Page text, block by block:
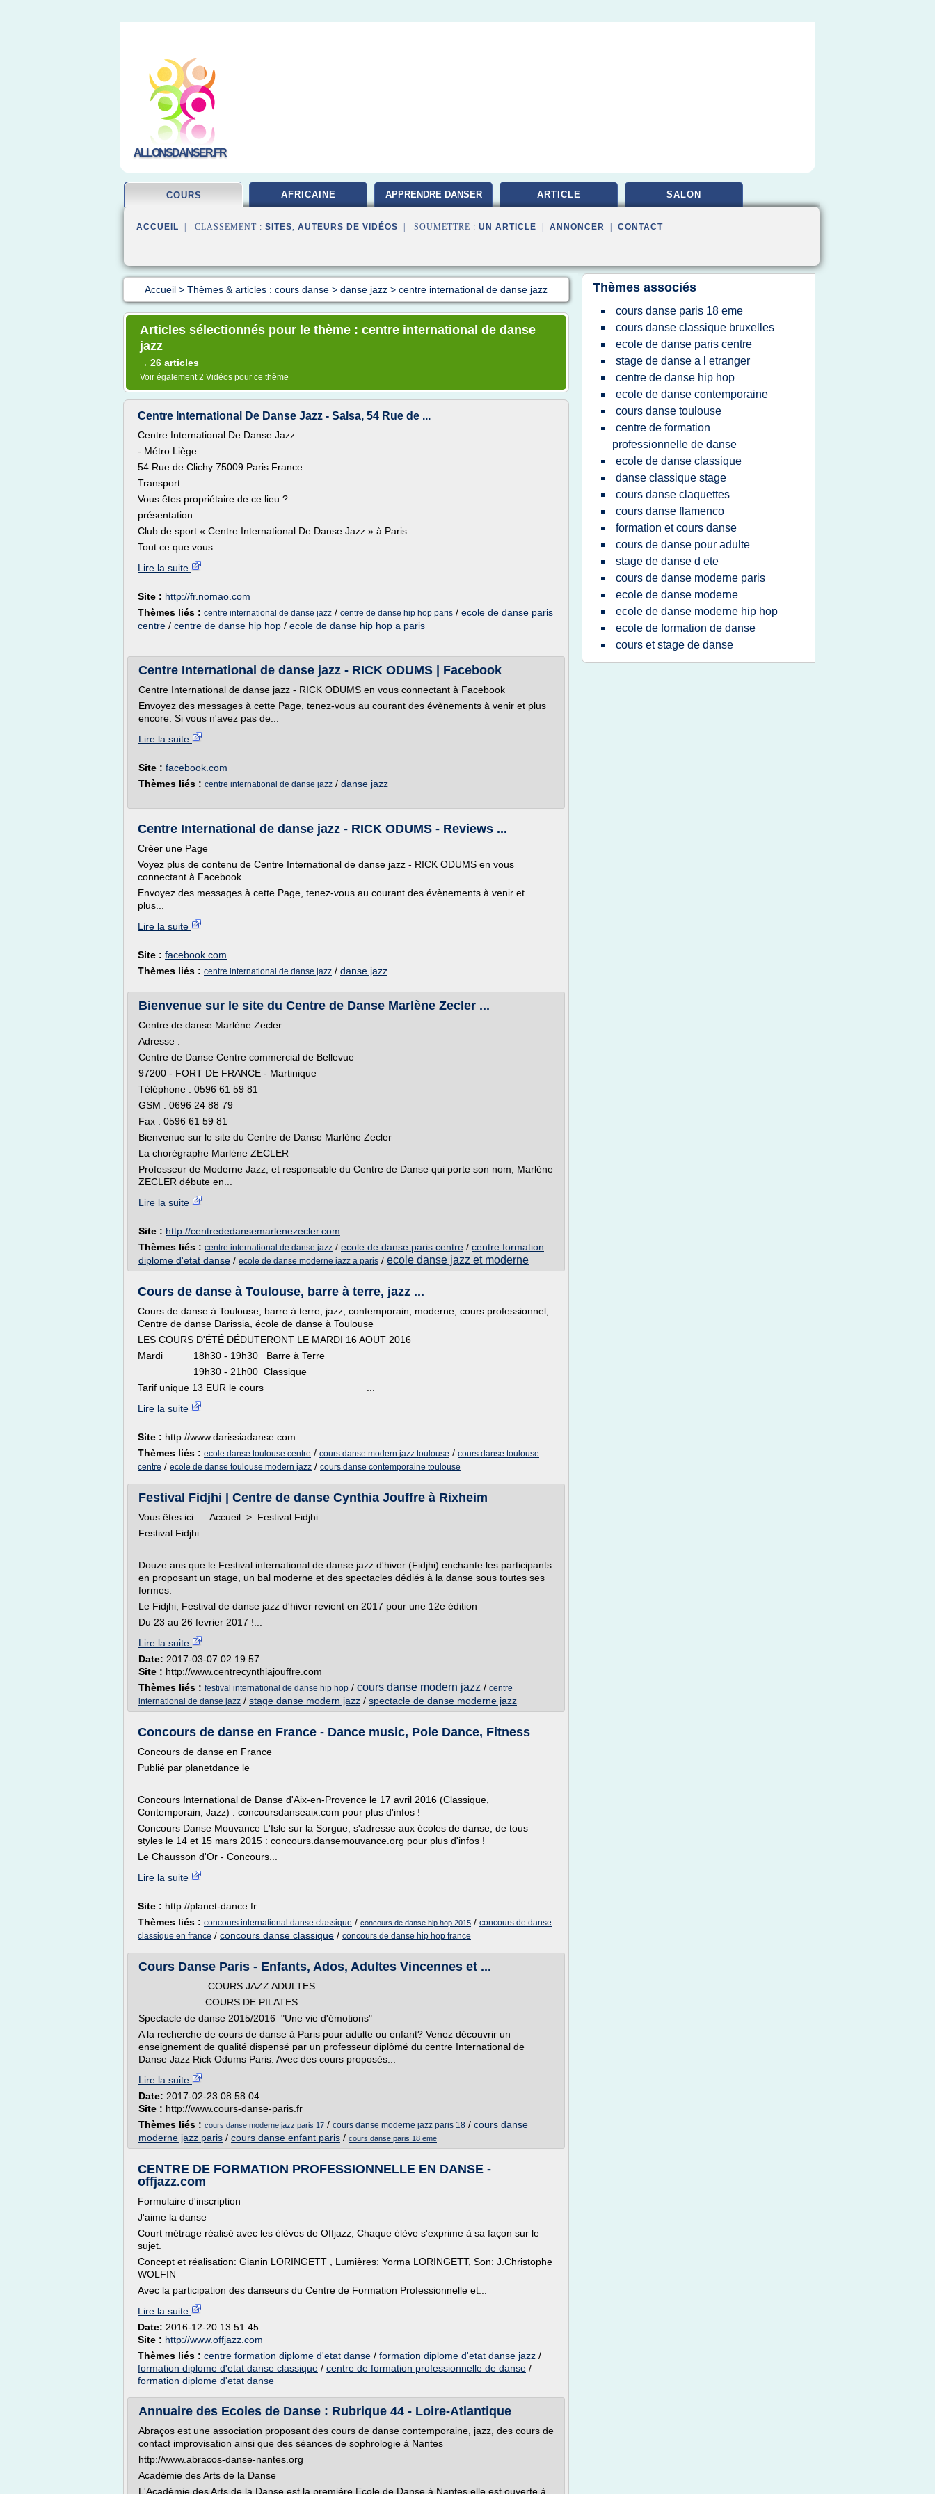
ALLONSDANSER.FR
COURS AFRICAINE APPRENDRE DANSER ARTICLE SALON
ACCUEIL | CLASSEMENT : SITES, AUTEURS DE VIDÉOS | SOUMETTRE : UN ARTICLE ANNONCER CONTACT
Accueil > Thèmes & articles : cours danse > danse jazz > centre international de danse jazz
Articles sélectionnés pour le thème : centre international de danse
jazz
→ 26 articles
Voir également2 Vidéos pour ce thème
Centre International De Danse Jazz - Salsa, 54 Rue de ...
Centre International De Danse Jazz
- Métro Liège
54 Rue de Clichy 75009 Paris France
Transport :
Vous êtes propriétaire de ce lieu ?
présentation :
Club de sport « Centre International De Danse Jazz » à Paris
Tout ce que vous...
Lire la suite
Site : http://fr.nomao.com
Thèmes liés : centre international de danse jazz / centre de danse hip hop paris / ecole de danse paris
centre / centre de danse hip hop / ecole de danse hip hop a paris
Centre International de danse jazz - RICK ODUMS | Facebook
Centre International de danse jazz - RICK ODUMS en vous connectant à Facebook
Envoyez des messages à cette Page, tenez-vous au courant des évènements à venir et plus
encore. Si vous n'avez pas de...
Lire la suite
Site : facebook.com
Thèmes liés : centre international de danse jazz / danse jazz
Centre International de danse jazz - RICK ODUMS - Reviews ...
Créer une Page
Voyez plus de contenu de Centre International de danse jazz - RICK ODUMS en vous
connectant à Facebook
Envoyez des messages à cette Page, tenez-vous au courant des évènements à venir et
plus...
Lire la suite
Site : facebook.com
Thèmes liés : centre international de danse jazz / danse jazz
Bienvenue sur le site du Centre de Danse Marlène Zecler ...
Centre de danse Marlène Zecler
Adresse :
Centre de Danse Centre commercial de Bellevue
97200 - FORT DE FRANCE - Martinique
Téléphone : 0596 61 59 81
GSM : 0696 24 88 79
Fax : 0596 61 59 81
Bienvenue sur le site du Centre de Danse Marlène Zecler
La chorégraphe Marlène ZECLER
Professeur de Moderne Jazz, et responsable du Centre de Danse qui porte son nom, Marlène
ZECLER débute en...
Lire la suite
Site : http://centrededansemarlenezecler.com
Thèmes liés : centre international de danse jazz / ecole de danse paris centre / centre formation
diplome d'etat danse / ecole de danse moderne jazz a paris / ecole danse jazz et moderne
Cours de danse à Toulouse, barre à terre, jazz ...
Cours de danse à Toulouse, barre à terre, jazz, contemporain, moderne, cours professionnel,
Centre de danse Darissia, école de danse à Toulouse
LES COURS D'ÉTÉ DÉDUTERONT LE MARDI 16 AOUT 2016
Mardi 18h30 - 19h30 Barre à Terre
19h30 - 21h00 Classique
Tarif unique 13 EUR le cours ...
Lire la suite
Site : http://www.darissiadanse.com
Thèmes liés : ecole danse toulouse centre / cours danse modern jazz toulouse / cours danse toulouse
centre / ecole de danse toulouse modern jazz / cours danse contemporaine toulouse
Festival Fidjhi | Centre de danse Cynthia Jouffre à Rixheim
Vous êtes ici : Accueil > Festival Fidjhi
Festival Fidjhi
Douze ans que le Festival international de danse jazz d'hiver (Fidjhi) enchante les participants
en proposant un stage, un bal moderne et des spectacles dédiés à la danse sous toutes ses
formes.
Le Fidjhi, Festival de danse jazz d'hiver revient en 2017 pour une 12e édition
Du 23 au 26 fevrier 2017 !...
Lire la suite
Date: 2017-03-07 02:19:57
Site : http://www.centrecynthiajouffre.com
Thèmes liés : festival international de danse hip hop / cours danse modern jazz / centre
international de danse jazz / stage danse modern jazz / spectacle de danse moderne jazz
Concours de danse en France - Dance music, Pole Dance, Fitness
Concours de danse en France
Publié par planetdance le
Concours International de Danse d'Aix-en-Provence le 17 avril 2016 (Classique,
Contemporain, Jazz) : concoursdanseaix.com pour plus d'infos !
Concours Danse Mouvance L'Isle sur la Sorgue, s'adresse aux écoles de danse, de tous
styles le 14 et 15 mars 2015 : concours.dansemouvance.org pour plus d'infos !
Le Chausson d'Or - Concours...
Lire la suite
Site : http://planet-dance.fr
Thèmes liés : concours international danse classique / concours de danse hip hop 2015 / concours de danse
classique en france / concours danse classique / concours de danse hip hop france
Cours Danse Paris - Enfants, Ados, Adultes Vincennes et ...
COURS JAZZ ADULTES
COURS DE PILATES
Spectacle de danse 2015/2016 "Une vie d'émotions"
A la recherche de cours de danse à Paris pour adulte ou enfant? Venez découvrir un
enseignement de qualité dispensé par un professeur diplômé du centre International de
Danse Jazz Rick Odums Paris. Avec des cours proposés...
Lire la suite
Date: 2017-02-23 08:58:04
Site : http://www.cours-danse-paris.fr
Thèmes liés : cours danse moderne jazz paris 17 / cours danse moderne jazz paris 18 / cours danse
moderne jazz paris / cours danse enfant paris / cours danse paris 18 eme
CENTRE DE FORMATION PROFESSIONNELLE EN DANSE -
offjazz.com
Formulaire d'inscription
J'aime la danse
Court métrage réalisé avec les élèves de Offjazz, Chaque élève s'exprime à sa façon sur le
sujet.
Concept et réalisation: Gianin LORINGETT , Lumières: Yorma LORINGETT, Son: J.Christophe
WOLFIN
Avec la participation des danseurs du Centre de Formation Professionnelle et...
Lire la suite
Date: 2016-12-20 13:51:45
Site : http://www.offjazz.com
Thèmes liés : centre formation diplome d'etat danse / formation diplome d'etat danse jazz /
formation diplome d'etat danse classique / centre de formation professionnelle de danse /
formation diplome d'etat danse
Annuaire des Ecoles de Danse : Rubrique 44 - Loire-Atlantique
Abraços est une association proposant des cours de danse contemporaine, jazz, des cours de
contact improvisation ainsi que des séances de sophrologie à Nantes
http://www.abracos-danse-nantes.org
Académie des Arts de la Danse
L'Académie des Arts de la Danse est la première Ecole de Danse à Nantes,elle est ouverte à
Thèmes associés
cours danse paris 18 eme
cours danse classique bruxelles
ecole de danse paris centre
stage de danse a l etranger
centre de danse hip hop
ecole de danse contemporaine
cours danse toulouse
centre de formation
professionnelle de danse
ecole de danse classique
danse classique stage
cours danse claquettes
cours danse flamenco
formation et cours danse
cours de danse pour adulte
stage de danse d ete
cours de danse moderne paris
ecole de danse moderne
ecole de danse moderne hip hop
ecole de formation de danse
cours et stage de danse